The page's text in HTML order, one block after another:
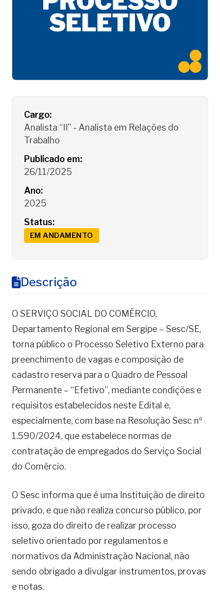
Detalhes do Processo Seletivo
Cargo:
Analista “II” - Analista em Relações do
Trabalho
Publicado em:
26/11/2025
Ano:
2025
Status:
EM ANDAMENTO
Descrição
O SERVIÇO SOCIAL DO COMÉRCIO,
Departamento Regional em Sergipe – Sesc/SE,
torna público o Processo Seletivo Externo para
preenchimento de vagas e composição de
cadastro reserva para o Quadro de Pessoal
Permanente – “Efetivo”, mediante condições e
requisitos estabelecidos neste Edital e,
especialmente, com base na Resolução Sesc nº
1.590/2024, que estabelece normas de
contratação de empregados do Serviço Social
do Comércio.
O Sesc informa que é uma Instituição de direito
privado, e que não realiza concurso público, por
isso, goza do direito de realizar processo
seletivo orientado por regulamentos e
normativos da Administração Nacional, não
sendo obrigado a divulgar instrumentos, provas
e notas.